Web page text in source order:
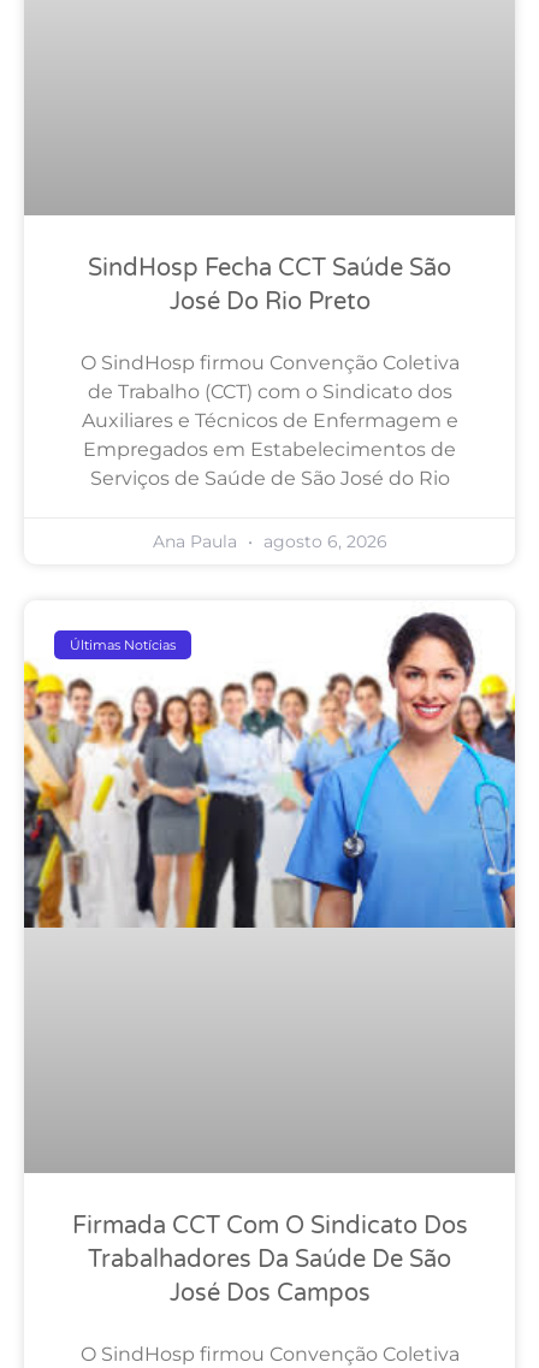
SindHosp Fecha CCT Saúde São
José Do Rio Preto
O SindHosp firmou Convenção Coletiva
de Trabalho (CCT) com o Sindicato dos
Auxiliares e Técnicos de Enfermagem e
Empregados em Estabelecimentos de
Serviços de Saúde de São José do Rio
Ana Paula agosto 6, 2026
Últimas Notícias
Firmada CCT Com O Sindicato Dos
Trabalhadores Da Saúde De São
José Dos Campos
O SindHosp firmou Convenção Coletiva